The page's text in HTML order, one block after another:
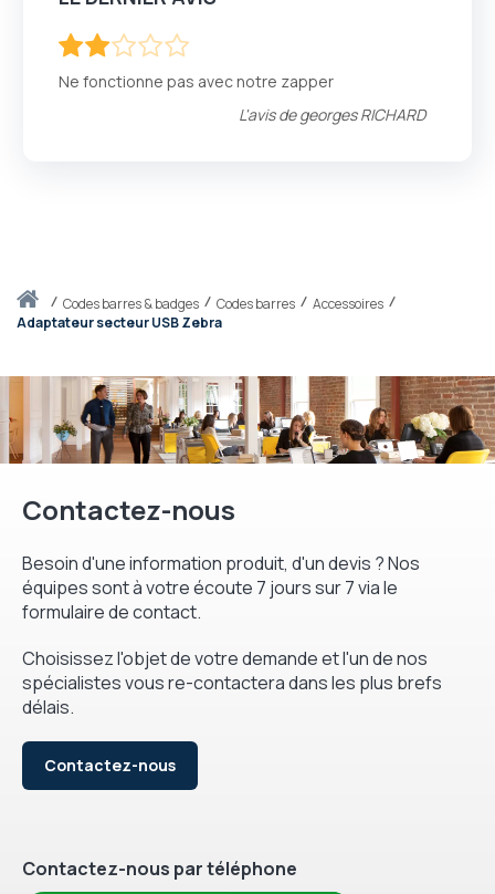
Accueilcodes barres & badges Codes barres
Accessoires
Adaptateur secteur USB Zebra
Ne fonctionne pas avec notre zapper
L'avis degeorges RICHARD
Contactez-nous
Besoin d'une information produit, d'un devis ? Nos
équipes sont à votre écoute 7 jours sur 7 via le
formulaire de contact.
Choisissez l'objet de votre demande et l'un de nos
spécialistes vous re-contactera dans les plus brefs
délais.
Contactez-nous
Contactez-nous par téléphone